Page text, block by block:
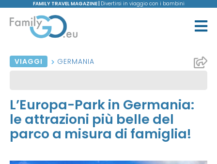
FAMILY TRAVEL MAGAZINE | Divertirsi in viaggio con i bambini
VIAGGI GERMANIA
L’Europa-Park in Germania:
le attrazioni più belle del
parco a misura di famiglia!